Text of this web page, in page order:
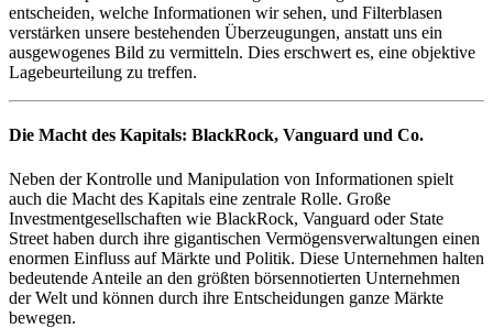
entscheiden, welche Informationen wir sehen, und Filterblasen
verstärken unsere bestehenden Überzeugungen, anstatt uns ein
ausgewogenes Bild zu vermitteln. Dies erschwert es, eine objektive
Lagebeurteilung zu treffen.
Die Macht des Kapitals: BlackRock, Vanguard und Co.
Neben der Kontrolle und Manipulation von Informationen spielt
auch die Macht des Kapitals eine zentrale Rolle. Große
Investmentgesellschaften wie BlackRock, Vanguard oder State
Street haben durch ihre gigantischen Vermögensverwaltungen einen
enormen Einfluss auf Märkte und Politik. Diese Unternehmen halten
bedeutende Anteile an den größten börsennotierten Unternehmen
der Welt und können durch ihre Entscheidungen ganze Märkte
bewegen.